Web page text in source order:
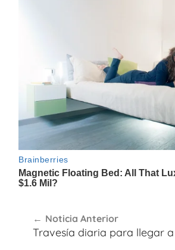
de
Noticia Anterior
Travesía diaria para llegar